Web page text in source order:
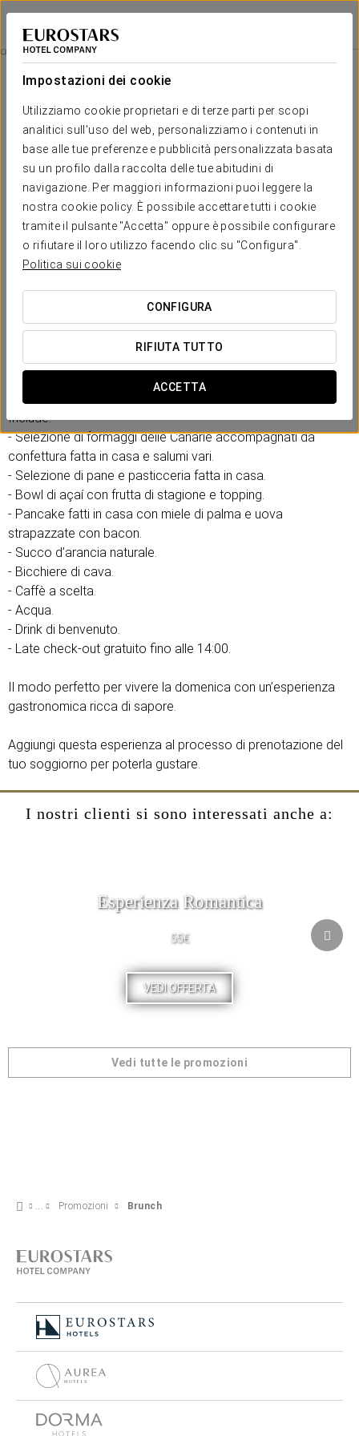
Impostazioni dei cookie
Utilizziamo cookie proprietari e di terze parti per scopi
analitici sull'uso del web, personalizziamo i contenuti in
base alle tue preferenze e pubblicità personalizzata basata
su un profilo dalla raccolta delle tue abitudini di
navigazione. Per maggiori informazioni puoi leggere la
nostra cookie policy. È possibile accettare tutti i cookie
tramite il pulsante "Accetta" oppure è possibile configurare
o rifiutare il loro utilizzo facendo clic su "Configura".
Politica sui cookie
CONFIGURA
RIFIUTA TUTTO
ACCETTA
Eurostars Atlántida
SANTA CRUZ DE TENERIFE
Brunch
Adulti 19,95 €
Bambini (fino a 12 anni) 12 €
Brunch
Trasforma la domenica nel tuo momento preferito della
settimana e goditi una proposta gastronomica pensata per
assaporare ogni istante in un ambiente rilassato e
Include:
- Selezione di formaggi delle Canarie accompagnati da
confettura fatta in casa e salumi vari.
- Selezione di pane e pasticceria fatta in casa.
- Bowl di açaí con frutta di stagione e topping.
- Pancake fatti in casa con miele di palma e uova
strapazzate con bacon.
- Succo d’arancia naturale.
- Bicchiere di cava.
- Caffè a scelta.
- Acqua.
- Drink di benvenuto.
- Late check-out gratuito fino alle 14:00.
Il modo perfetto per vivere la domenica con un’esperienza
gastronomica ricca di sapore.
Aggiungi questa esperienza al processo di prenotazione del
tuo soggiorno per poterla gustare.
I nostri clienti si sono interessati anche a:
Esperienza Romantica
55€
VEDI OFFERTA
Vedi tutte le promozioni
Promozioni Brunch